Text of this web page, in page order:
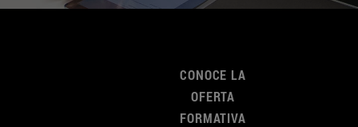
CONOCE LA
OFERTA
FORMATIVA